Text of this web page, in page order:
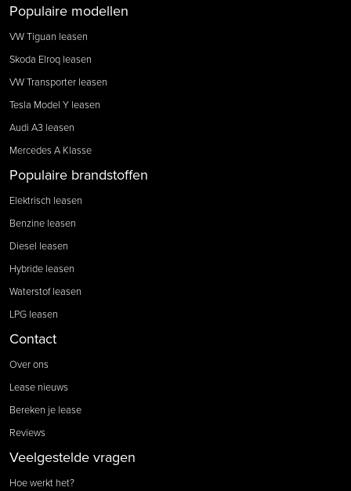
Populaire modellen
VW Tiguan leasen
Skoda Elroq leasen
VW Transporter leasen
Tesla Model Y leasen
Audi A3 leasen
Mercedes A Klasse
Populaire brandstoffen
Elektrisch leasen
Benzine leasen
Diesel leasen
Hybride leasen
Waterstof leasen
LPG leasen
Contact
Over ons
Lease nieuws
Bereken je lease
Reviews
Veelgestelde vragen
Hoe werkt het?